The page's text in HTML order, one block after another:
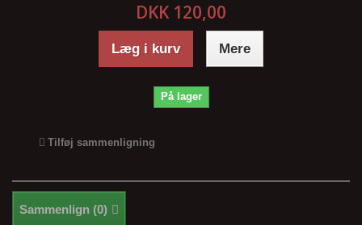
DKK 120,00
Læg i kurv Mere
På lager
Tilføj sammenligning
Sammenlign (0)